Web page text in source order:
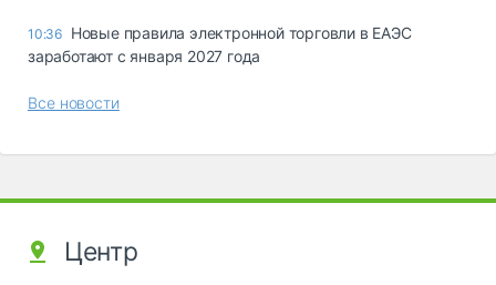
10:36 Новые правила электронной торговли в ЕАЭС
заработают с января 2027 года
Все новости
Центр